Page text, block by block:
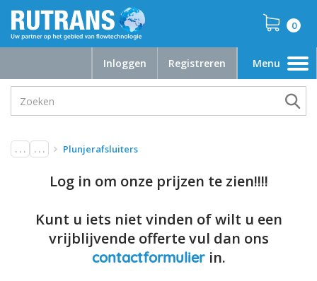
0
Inloggen Registreren
Toggle
navigation
Menu
. . . . . . Plunjerafsluiters
Log in om onze prijzen te zien!!!!
Kunt u iets niet vinden of wilt u een
vrijblijvende offerte vul dan ons
contactformulier in.